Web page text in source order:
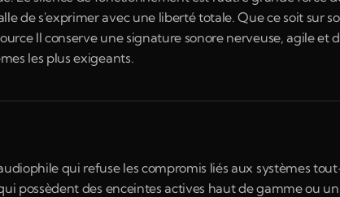
de s'exprimer avec une liberté totale. Que ce soit sur
II conserve une signature sonore nerveuse, agile
les plus exigeants.
qui refuse les compromis liés aux systèmes
possèdent des enceintes actives haut de gamme ou